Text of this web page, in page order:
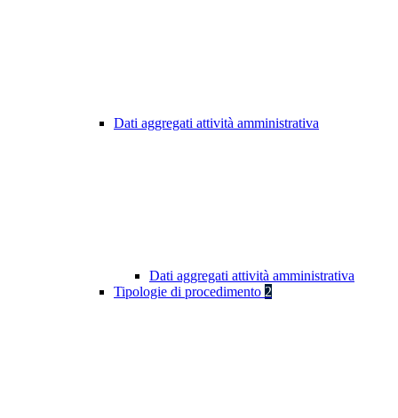
Dati aggregati attività amministrativa
Dati aggregati attività amministrativa
Tipologie di procedimento 2